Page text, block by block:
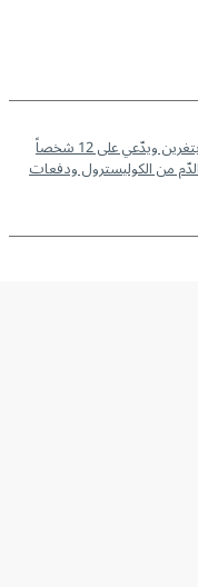
84- كركي: الضمان يستكمل تحقيقاته في مكتب بتغرين ويدّعي على 12 شخصاً
الدّم من الكوليسترول ودفعات